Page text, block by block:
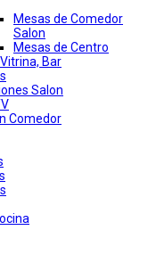
Mesas de Comedor
Salon
Mesas de Centro
Bar
Salon
Comedor